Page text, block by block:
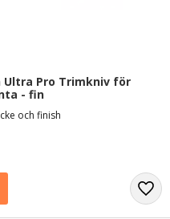
Ultra Pro Trimkniv för
- fin
och finish